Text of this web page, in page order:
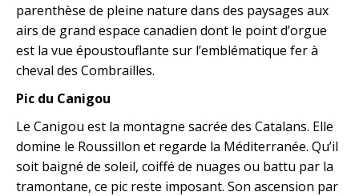
parenthèse de pleine nature dans des paysages aux
airs de grand espace canadien dont le point d’orgue
est la vue époustouflante sur l’emblématique fer à
cheval des Combrailles.
Pic du Canigou
Le Canigou est la montagne sacrée des Catalans. Elle
domine le Roussillon et regarde la Méditerranée. Qu’il
soit baigné de soleil, coiffé de nuages ou battu par la
tramontane, ce pic reste imposant. Son ascension par